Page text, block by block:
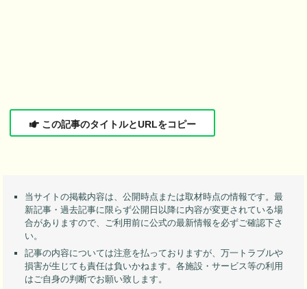
この記事のタイトルとURLをコピー
当サイトの掲載内容は、公開時点または取材時点の情報です。最
新記事・過去記事に限らず公開日以降に内容が変更されている場
合がありますので、ご利用前に公式の最新情報を必ずご確認下さ
い。
記事の内容については注意を払っておりますが、万一トラブルや
損害が生じても責任は負いかねます。各施設・サービス等の利用
はご自身の判断でお願い致します。